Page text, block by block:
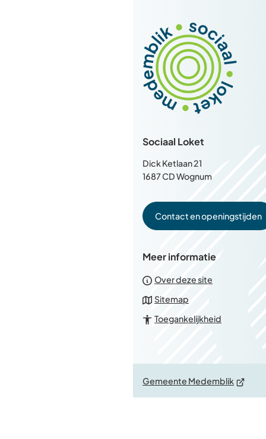
naar
het
begin
van
paginainhoud
Sociaal Loket
Dick Ketlaan 21
1687 CD Wognum
Contact en openingstijden
Meer informatie
Over deze site
Sitemap
Toegankelijkheid
Gemeente Medemblik